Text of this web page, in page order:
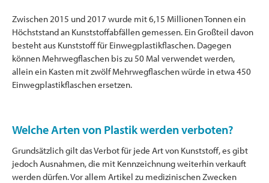
Zwischen 2015 und 2017 wurde mit 6,15 Millionen Tonnen ein
Höchststand an Kunststoffabfällen gemessen. Ein Großteil davon
besteht aus Kunststoff für Einwegplastikflaschen. Dagegen
können Mehrwegflaschen bis zu 50 Mal verwendet werden,
allein ein Kasten mit zwölf Mehrwegflaschen würde in etwa 450
Einwegplastikflaschen ersetzen.
Welche Arten von Plastik werden verboten?
Grundsätzlich gilt das Verbot für jede Art von Kunststoff, es gibt
jedoch Ausnahmen, die mit Kennzeichnung weiterhin verkauft
werden dürfen. Vor allem Artikel zu medizinischen Zwecken